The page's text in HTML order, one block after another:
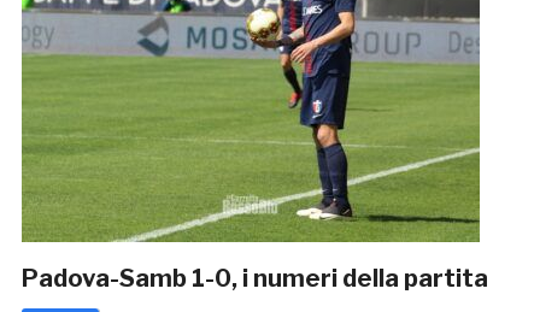
Padova-Samb 1-0, i numeri della partita